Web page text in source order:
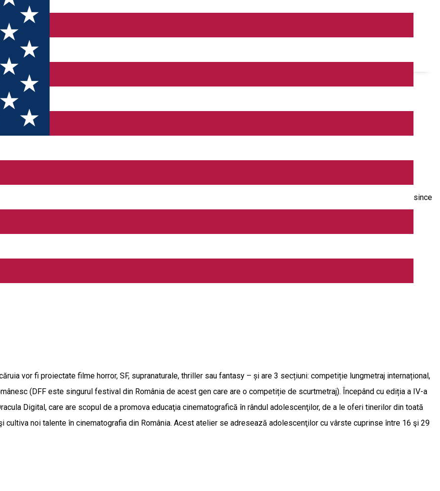
Born in Rasnov, Brasov County (a famous mountainous area in central Romania) and I am doing mountain escalations since
vor fi proiectate filme horror, SF, supranaturale, thriller sau fantasy – și are 3 secțiuni: competiție lungmetraj internațional,
(DFF este singurul festival din România de acest gen care are o competiție de scurtmetraj). Începând cu ediția a IV-a
Digital, care are scopul de a promova educaţia cinematografică în rândul adolescenţilor, de a le oferi tinerilor din toată
cultiva noi talente în cinematografia din România. Acest atelier se adresează adolescenţilor cu vârste cuprinse între 16 şi 29